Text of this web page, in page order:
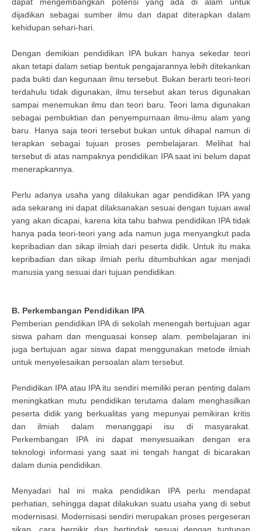
dijadikan sebagai sumber ilmu dan dapat diterapkan dalam
kehidupan sehari-hari.
Dengan demikian pendidikan IPA bukan hanya sekedar teori
akan tetapi dalam setiap bentuk pengajarannya lebih ditekankan
pada bukti dan kegunaan ilmu tersebut. Bukan berarti teori-teori
terdahulu tidak digunakan, ilmu tersebut akan terus digunakan
sampai menemukan ilmu dan teori baru. Teori lama digunakan
sebagai pembuktian dan penyempurnaan ilmu-ilmu alam yang
baru. Hanya saja teori tersebut bukan untuk dihapal namun di
terapkan sebagai tujuan proses pembelajaran. Melihat hal
tersebut di atas nampaknya pendidikan IPA saat ini belum dapat
menerapkannya.
Perlu adanya usaha yang dilakukan agar pendidikan IPA yang
ada sekarang ini dapat dilaksanakan sesuai dengan tujuan awal
yang akan dicapai, karena kita tahu bahwa pendidikan IPA tidak
hanya pada teori-teori yang ada namun juga menyangkut pada
kepribadian dan sikap ilmiah dari peserta didik. Untuk itu maka
kepribadian dan sikap ilmiah perlu ditumbuhkan agar menjadi
manusia yang sesuai dari tujuan pendidikan.
B. Perkembangan Pendidikan IPA
Pemberian pendidikan IPA di sekolah menengah bertujuan agar
siswa paham dan menguasai konsep alam. pembelajaran ini
juga bertujuan agar siswa dapat menggunakan metode ilmiah
untuk menyelesaikan persoalan alam tersebut.
Pendidikan IPA atau IPA itu sendiri memiliki peran penting dalam
meningkatkan mutu pendidikan terutama dalam menghasilkan
peserta didik yang berkualitas yang mepunyai pemikiran kritis
dan ilmiah dalam menanggapi isu di masyarakat.
Perkembangan IPA ini dapat menyesuaikan dengan era
teknologi informasi yang saat ini tengah hangat di bicarakan
dalam dunia pendidikan.
Menyadari hal ini maka pendidikan IPA perlu mendapat
perhatian, sehingga dapat dilakukan suatu usaha yang di sebut
modernisasi. Modernisasi sendiri merupakan proses pergeseran